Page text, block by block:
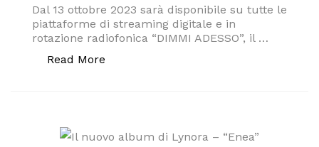
Dal 13 ottobre 2023 sarà disponibile su tutte le
piattaforme di streaming digitale e in
rotazione radiofonica “DIMMI ADESSO”, il …
Read More